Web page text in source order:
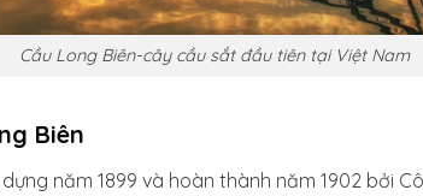
Cầu Long Biên-cây cầu sắt đầu tiên tại Việt Nam
Biên
năm 1899 và hoàn thành năm 1902 bởi